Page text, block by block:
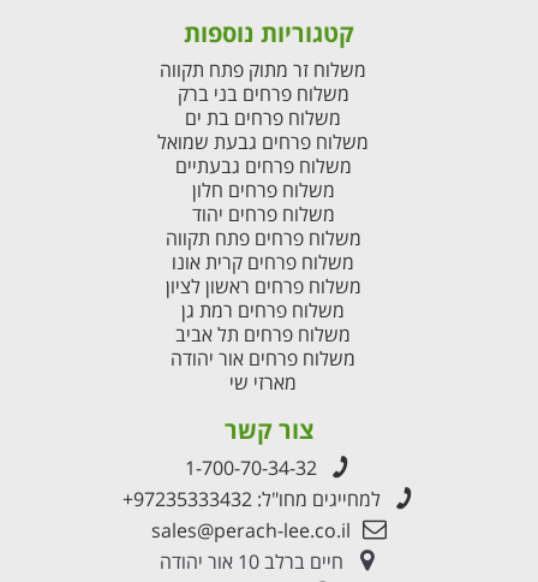
קטגוריות נוספות
משלוח זר מתוק פתח תקווה
משלוח פרחים בני ברק
משלוח פרחים בת ים
משלוח פרחים גבעת שמואל
משלוח פרחים גבעתיים
משלוח פרחים חלון
משלוח פרחים יהוד
משלוח פרחים פתח תקווה
משלוח פרחים קרית אונו
משלוח פרחים ראשון לציון
משלוח פרחים רמת גן
משלוח פרחים תל אביב
משלוח פרחים אור יהודה
מארזי שי
צור קשר
1-700-70-34-32
למחייגים מחו"ל:+97235333432
sales@perach-lee.co.il
חיים ברלב 10 אור יהודה